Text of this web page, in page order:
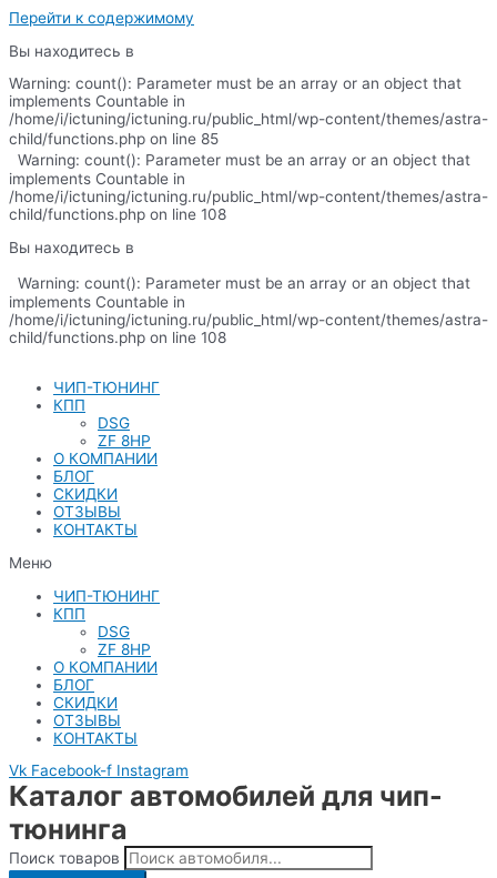
Перейти к содержимому
Вы находитесь в
Warning: count(): Parameter must be an array or an object that
implements Countable in
/home/i/ictuning/ictuning.ru/public_html/wp-content/themes/astra-
child/functions.php on line 85
Warning: count(): Parameter must be an array or an object that
implements Countable in
/home/i/ictuning/ictuning.ru/public_html/wp-content/themes/astra-
child/functions.php on line 108
Вы находитесь в
Warning: count(): Parameter must be an array or an object that
implements Countable in
/home/i/ictuning/ictuning.ru/public_html/wp-content/themes/astra-
child/functions.php on line 108
ЧИП-ТЮНИНГ
КПП
DSG
ZF 8HP
О КОМПАНИИ
БЛОГ
СКИДКИ
ОТЗЫВЫ
КОНТАКТЫ
Меню
ЧИП-ТЮНИНГ
КПП
DSG
ZF 8HP
О КОМПАНИИ
БЛОГ
СКИДКИ
ОТЗЫВЫ
КОНТАКТЫ
Vk Facebook-f Instagram
Каталог автомобилей для чип-
тюнинга
Поиск товаров